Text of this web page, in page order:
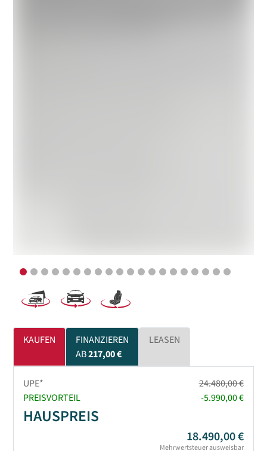
KAUFEN
FINANZIEREN
AB217,00 €
LEASEN
UPE*
24.480,00 €
PREISVORTEIL
-5.990,00 €
HAUSPREIS
18.490,00 €
Mehrwertsteuer ausweisbar